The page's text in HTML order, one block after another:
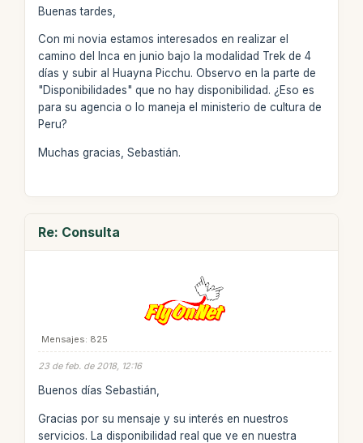
Buenas tardes,
Con mi novia estamos interesados en realizar el
camino del Inca en junio bajo la modalidad Trek de 4
días y subir al Huayna Picchu. Observo en la parte de
"Disponibilidades" que no hay disponibilidad. ¿Eso es
para su agencia o lo maneja el ministerio de cultura de
Peru?
Muchas gracias, Sebastián.
Re: Consulta
Mensajes: 825
23 de feb. de 2018, 12:16
Buenos días Sebastián,
Gracias por su mensaje y su interés en nuestros
servicios. La disponibilidad real que ve en nuestra